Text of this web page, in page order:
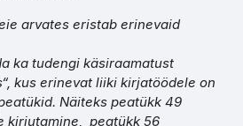
arvates eristab erinevaid
ka tudengi käsiraamatust
kus erinevat liiki kirjatöödele on
Näiteks peatükk 49
kirjutamine, peatükk 56